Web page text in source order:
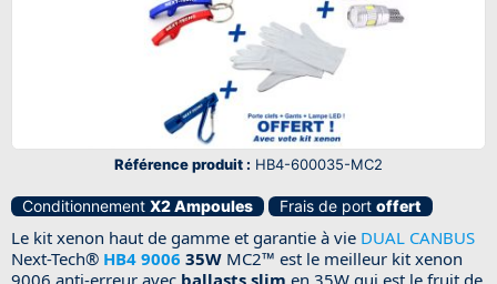
Référence produit : HB4-600035-MC2
Conditionnement X2 Ampoules Frais de port offert
Le kit xenon haut de gamme et garantie à vie DUAL CANBUS
Next-Tech® HB4 9006 35W MC2™ est le meilleur kit xenon
9006 anti-erreur avec ballasts slim en 35W qui est le fruit de